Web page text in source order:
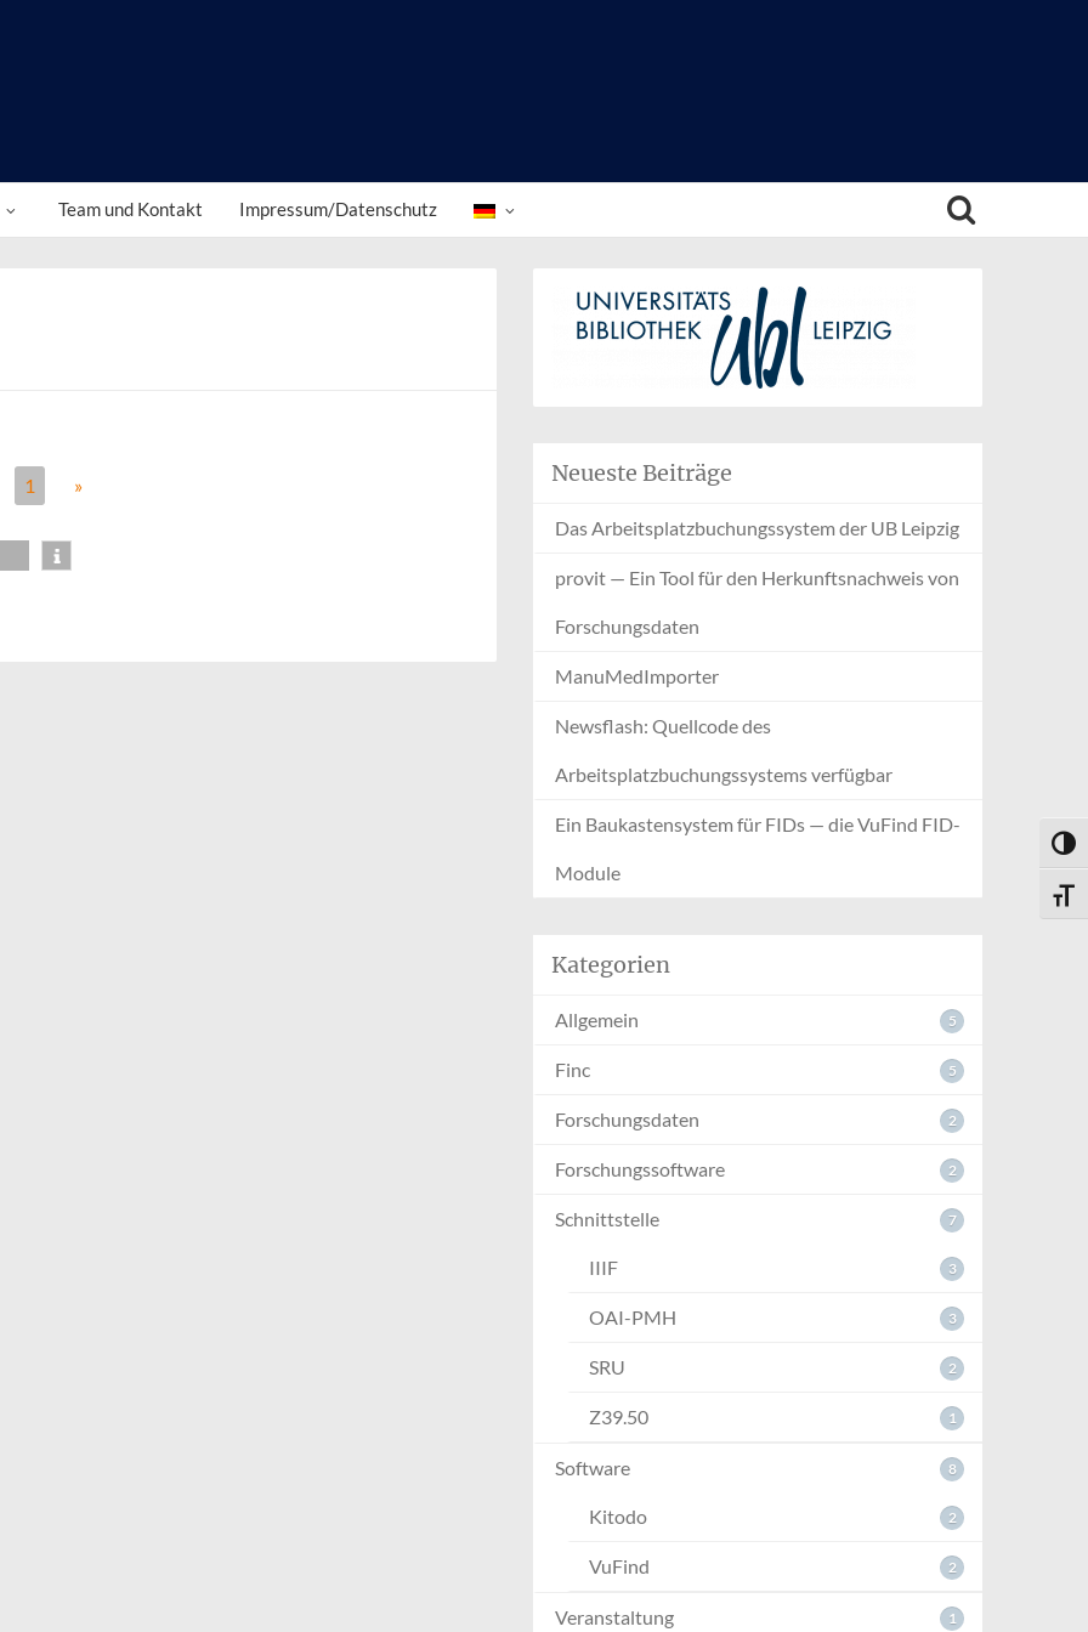
Team und Kontakt Impressum/Datenschutz
1 » Neueste Beiträge
Das Arbeitsplatzbuchungssystem der UB Leipzig
provit — Ein Tool für den Herkunftsnachweis von
Forschungsdaten
ManuMedImporter
Newsflash: Quellcode des
Arbeitsplatzbuchungssystems verfügbar
Ein Baukastensystem für FIDs — die VuFind FID-
Module
Kategorien
Allgemein 5
Finc 5
Forschungsdaten 2
Forschungssoftware 2
Schnittstelle 7
IIIF 3
OAI-PMH 3
SRU 2
Z39.50 1
Software 8
Kitodo 2
VuFind 2
Veranstaltung 1